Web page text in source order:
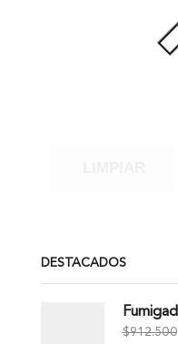
DESTACADOS
$912.500